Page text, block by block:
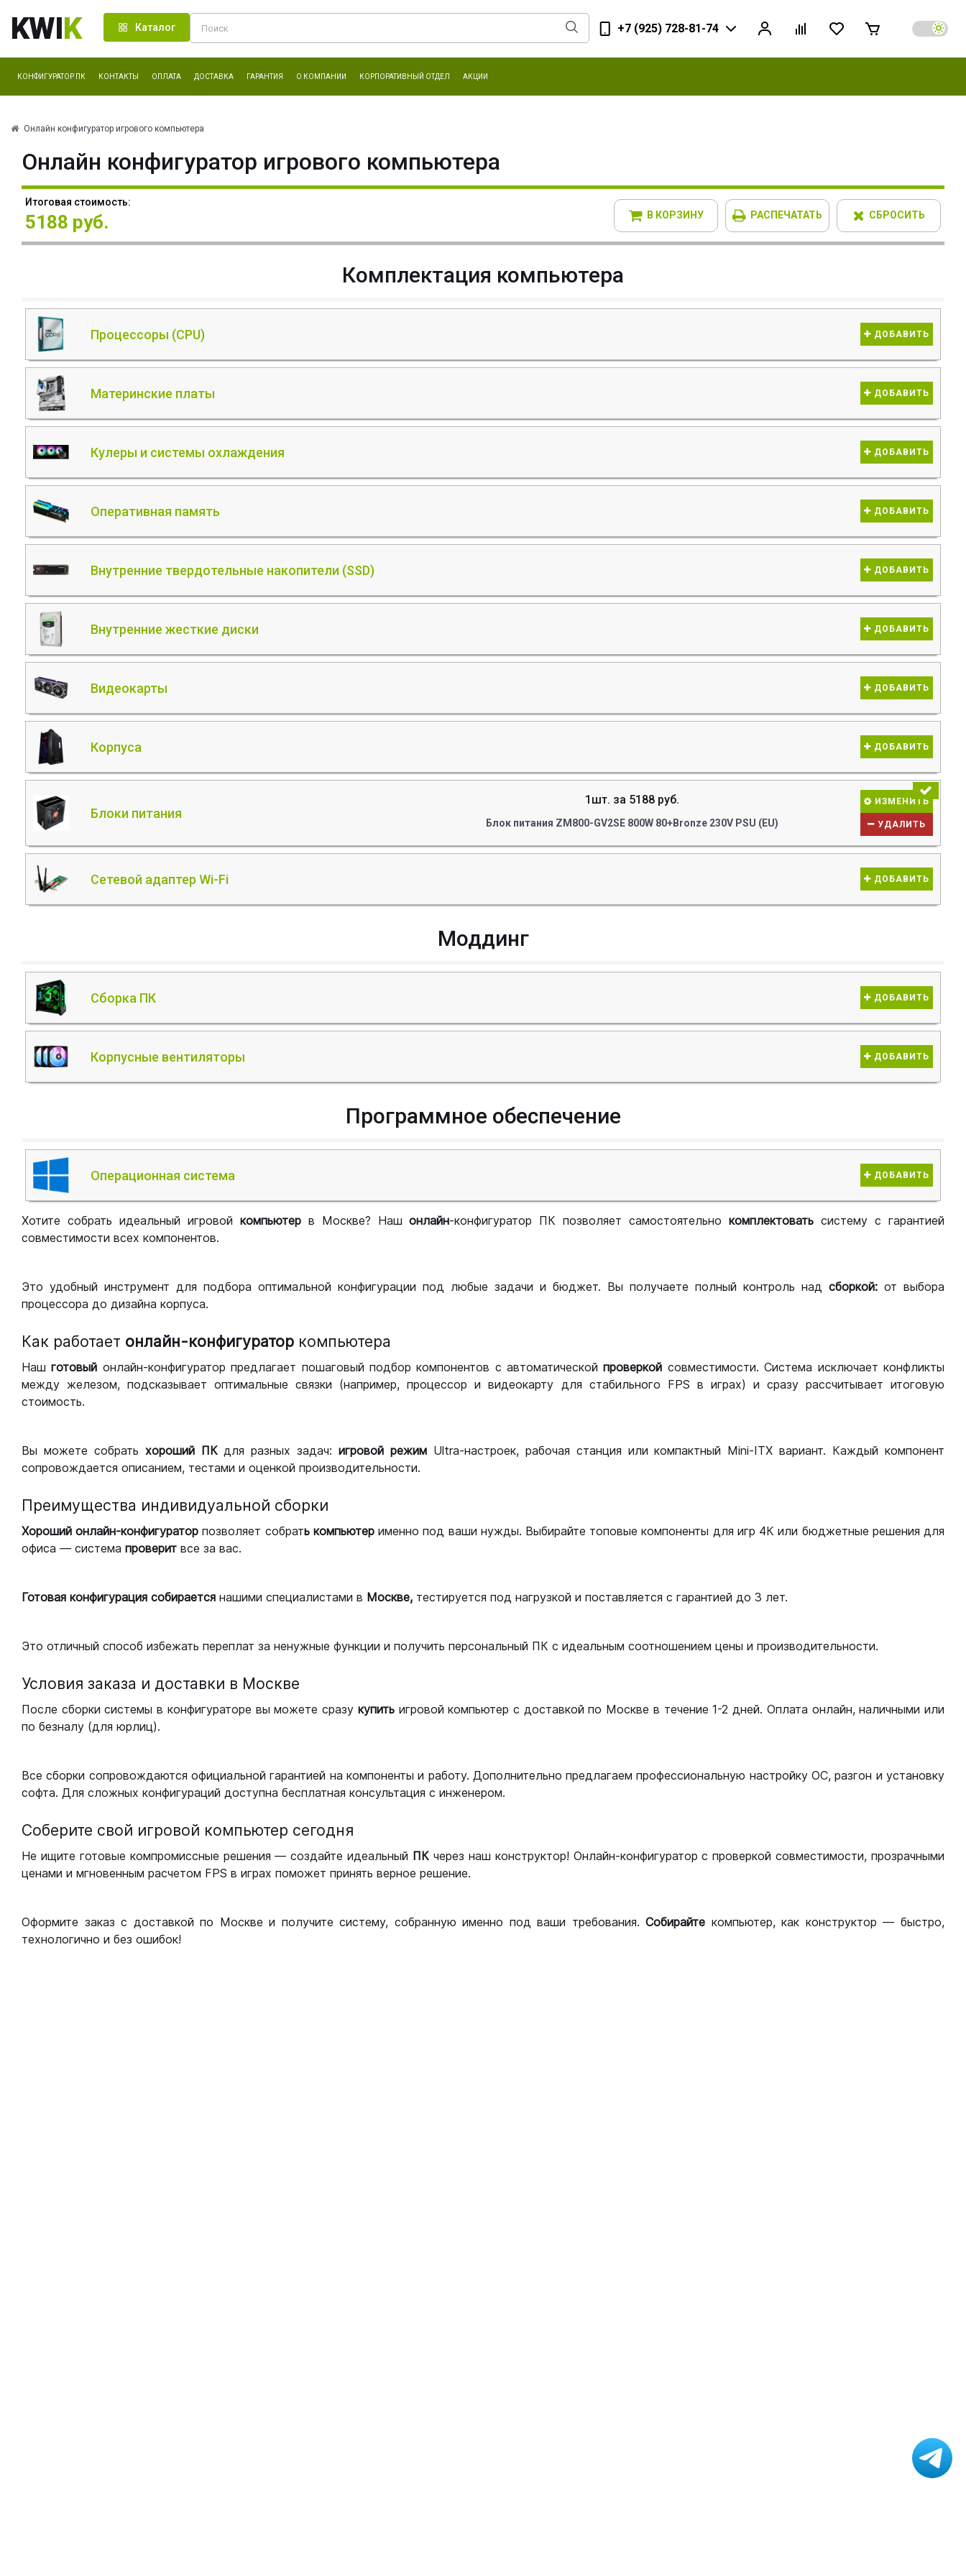
KWIK Каталог +7 (925) 728-81-74
КОНФИГУРАТОР ПК КОНТАКТЫ ОПЛАТА ДОСТАВКА ГАРАНТИЯ О КОМПАНИИ КОРПОРАТИВНЫЙ ОТДЕЛ АКЦИИ
Онлайн конфигуратор игрового компьютера
Онлайн конфигуратор игрового компьютера
Итоговая стоимость:
5188 руб. В КОРЗИНУ РАСПЕЧАТАТЬ СБРОСИТЬ
Комплектация компьютера
Процессоры (CPU) ДОБАВИТЬ
Материнские платы ДОБАВИТЬ
Кулеры и системы охлаждения ДОБАВИТЬ
Оперативная память ДОБАВИТЬ
Внутренние твердотельные накопители (SSD) ДОБАВИТЬ
Внутренние жесткие диски ДОБАВИТЬ
Видеокарты ДОБАВИТЬ
Корпуса ДОБАВИТЬ
Блоки питания
1шт. за 5188 руб.
Блок питания ZM800-GV2SE 800W 80+Bronze 230V PSU (EU)
ИЗМЕНИТЬ
УДАЛИТЬ
Сетевой адаптер Wi-Fi ДОБАВИТЬ
Моддинг
Сборка ПК ДОБАВИТЬ
Корпусные вентиляторы ДОБАВИТЬ
Программное обеспечение
Операционная система ДОБАВИТЬ
Хотите собрать идеальный игровой компьютер в Москве? Нашонлайн-конфигуратор ПК позволяет самостоятельно комплектоватьсистему с гарантией
совместимости всех компонентов.
Это удобный инструмент для подбора оптимальной конфигурации под любые задачи и бюджет. Вы получаете полный контроль над сборкой: от выбора
процессора до дизайна корпуса.
Как работает онлайн-конфигуратор компьютера
Нашготовый онлайн-конфигуратор предлагает пошаговый подбор компонентов с автоматическойпроверкой совместимости. Система исключает конфликты
между железом, подсказывает оптимальные связки (например, процессор и видеокарту для стабильного FPS в играх) и сразу рассчитывает итоговую
стоимость.
Вы можете собрать хороший ПКдля разных задач:игровой режим Ultra-настроек, рабочая станция или компактный Mini-ITX вариант. Каждый компонент
сопровождается описанием, тестами и оценкой производительности.
Преимущества индивидуальной сборки
Хороший онлайн-конфигуратор позволяет собрать компьютерименно под ваши нужды. Выбирайте топовые компоненты для игр 4К или бюджетные решения для
офиса — система проверит все за вас.
Готовая конфигурация собирается нашими специалистами в Москве, тестируется под нагрузкой и поставляется с гарантией до 3 лет.
Это отличный способ избежать переплат за ненужные функции и получить персональный ПК с идеальным соотношением цены и производительности.
Условия заказа и доставки в Москве
После сборки системы в конфигураторе вы можете сразу купитьигровой компьютер с доставкой по Москве в течение 1-2 дней. Оплата онлайн, наличными или
по безналу (для юрлиц).
Все сборки сопровождаются официальной гарантией на компоненты и работу. Дополнительно предлагаем профессиональную настройку ОС, разгон и установку
софта. Для сложных конфигураций доступна бесплатная консультация с инженером.
Соберите свой игровой компьютер сегодня
Не ищите готовые компромиссные решения — создайте идеальный ПК через наш конструктор! Онлайн-конфигуратор с проверкой совместимости, прозрачными
ценами и мгновенным расчетом FPS в играх поможет принять верное решение.
Оформите заказ с доставкой по Москве и получите систему, собранную именно под ваши требования.Собирайте компьютер, как конструктор — быстро,
технологично и без ошибок!